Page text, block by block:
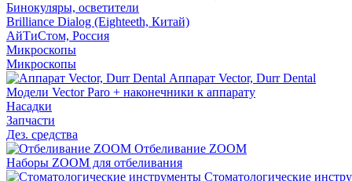
Бинокуляры, осветители
Brilliance Dialog (Eighteeth, Китай)
АйТиСтом, Россия
Микроскопы
Микроскопы
Аппарат Vector, Durr Dental
Модели Vector Paro + наконечники к аппарату
Насадки
Запчасти
Дез. средства
Отбеливание ZOOM
Наборы ZOOM для отбеливания
Стоматологические